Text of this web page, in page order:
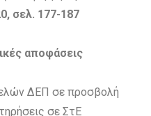
σελ. 177-187
αποφάσεις
ΔΕΠ σε προσβολή
σε ΣτΕ